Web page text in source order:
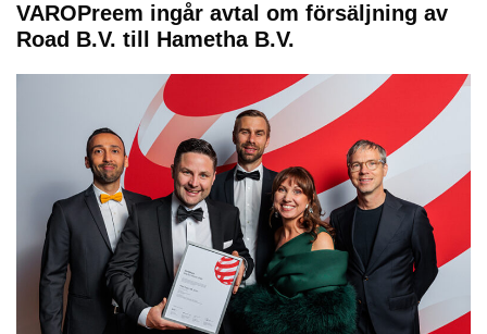
VAROPreem ingår avtal om försäljning av
Road B.V. till Hametha B.V.